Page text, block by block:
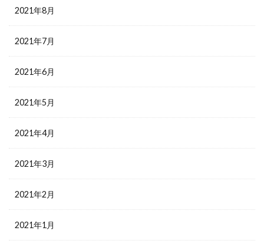
2021年8月
2021年7月
2021年6月
2021年5月
2021年4月
2021年3月
2021年2月
2021年1月